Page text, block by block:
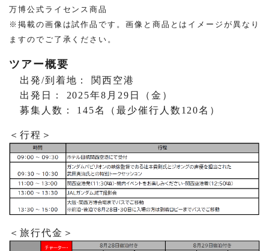
万博公式ライセンス商品
※掲載の画像は試作品です。画像と商品とはイメージが異なり
ますのでご了承ください。
ツアー概要
出発/到着地： 関西空港
出発日： 2025年8月29日（金）
募集人数： 145名（最少催行人数120名）
＜行程＞
＜旅行代金＞